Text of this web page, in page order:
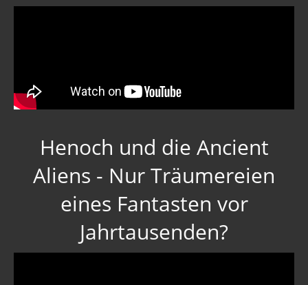
Henoch und die Ancient
Aliens - Nur Träumereien
eines Fantasten vor
Jahrtausenden?